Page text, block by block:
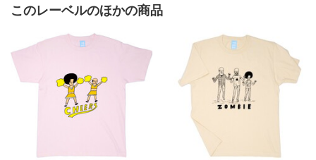
このレーベルのほかの商品